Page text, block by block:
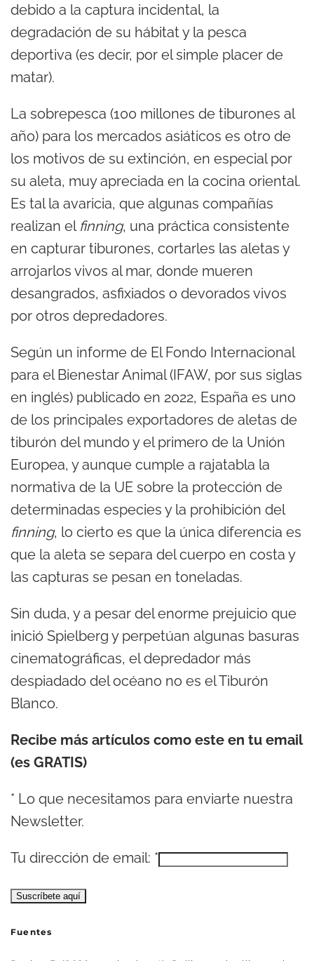
debido a la captura incidental, la
degradación de su hábitat y la pesca
deportiva (es decir, por el simple placer de
matar).
La sobrepesca (100 millones de tiburones al
año) para los mercados asiáticos es otro de
los motivos de su extinción, en especial por
su aleta, muy apreciada en la cocina oriental.
Es tal la avaricia, que algunas compañías
realizan el finning, una práctica consistente
en capturar tiburones, cortarles las aletas y
arrojarlos vivos al mar, donde mueren
desangrados, asfixiados o devorados vivos
por otros depredadores.
Según un informe de El Fondo Internacional
para el Bienestar Animal (IFAW, por sus siglas
en inglés) publicado en 2022, España es uno
de los principales exportadores de aletas de
tiburón del mundo y el primero de la Unión
Europea, y aunque cumple a rajatabla la
normativa de la UE sobre la protección de
determinadas especies y la prohibición del
finning, lo cierto es que la única diferencia es
que la aleta se separa del cuerpo en costa y
las capturas se pesan en toneladas.
Sin duda, y a pesar del enorme prejuicio que
inició Spielberg y perpetúan algunas basuras
cinematográficas, el depredador más
despiadado del océano no es el Tiburón
Blanco.
Recibe más artículos como este en tu email
(es GRATIS)
* Lo que necesitamos para enviarte nuestra
Newsletter.
Tu dirección de email: *
Fuentes